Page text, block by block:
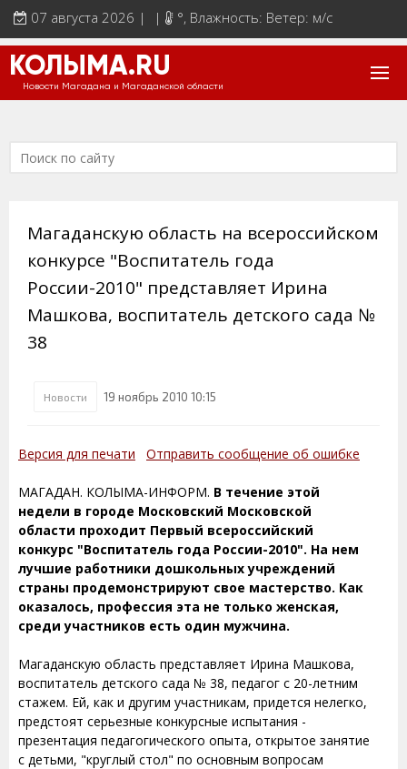
07 августа 2026 | | °, Влажность: Ветер: м/с
КОЛЫМА.RU
Новости Магадана и Магаданской области
Магаданскую область на всероссийском
конкурсе "Воспитатель года
России-2010" представляет Ирина
Машкова, воспитатель детского сада №
38
Новости 19 ноябрь 2010 10:15
Версия для печати Отправить сообщение об ошибке
МАГАДАН. КОЛЫМА-ИНФОРМ. В течение этой
недели в городе Московский Московской
области проходит Первый всероссийский
конкурс "Воспитатель года России-2010". На нем
лучшие работники дошкольных учреждений
страны продемонстрируют свое мастерство. Как
оказалось, профессия эта не только женская,
среди участников есть один мужчина.
Магаданскую область представляет Ирина Машкова,
воспитатель детского сада № 38, педагог с 20-летним
стажем. Ей, как и другим участникам, придется нелегко,
предстоят серьезные конкурсные испытания -
презентация педагогического опыта, открытое занятие
с детьми, "круглый стол" по основным вопросам